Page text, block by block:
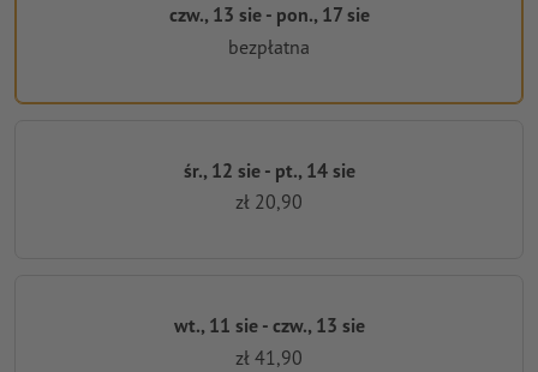
czw., 13 sie - pon., 17 sie
bezpłatna
śr., 12 sie - pt., 14 sie
zł 20,90
wt., 11 sie - czw., 13 sie
zł 41,90